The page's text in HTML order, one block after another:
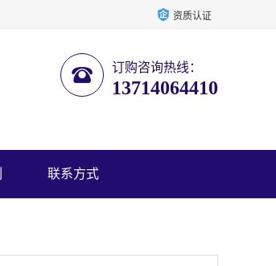
资质认证
订购咨询热线：
13714064410
联系方式